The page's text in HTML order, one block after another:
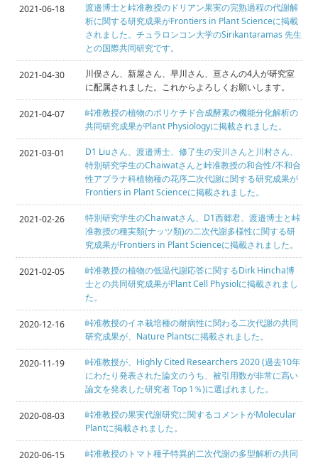
2021-06-18
渡邉博士と峠准教授のドリアン果実の完熟過程の代謝解
析に関する研究成果がFrontiers in Plant Scienceに掲載
されました。チュラロンコン大学のSirikantaramas 先生
との国際共同研究です。
2021-04-30
川俣さん、新屋さん、早川さん、亘さんの4人が研究室
に配属されました。これからよろしくお願いします。
2021-04-07
峠准教授の植物のポリケチド合成酵素の機能分化解析の
共同研究成果がPlant Physiologyに掲載されました。
2021-03-01
D1 Liuさん、渡邉博士、修了生の安川さんと川村さん、
特別研究学生のChaiwatさんと峠准教授の和合性/不和合
性アブラナ科植物種の花序二次代謝に関する研究成果が
Frontiers in Plant Scienceに掲載されました。
2021-02-26
特別研究学生のChaiwatさん、D1西郷君、渡邉博士と峠
准教授の種実類(ナッツ類)の二次代謝多様性に関する研
究成果がFrontiers in Plant Scienceに掲載されました。
2021-02-05
峠准教授の植物の低温代謝応答に関するDirk Hincha博
士との共同研究成果がPlant Cell Physiolに掲載されまし
た。
2020-12-16
峠准教授のイネ栽培種の耐病性に関わる二次代謝の共同
研究成果が、Nature Plantsに掲載されました。
2020-11-19
峠准教授が、Highly Cited Researchers 2020 (過去10年
にわたり発表された論文のうち、被引用数が非常に高い
論文を発表した研究者 Top 1％)に選ばれました。
2020-08-03
峠准教授の果実代謝研究に関するコメントがMolecular
Plantに掲載されました。
2020-06-15
峠准教授のトマト種子特異的二次代謝の多型解析の共同